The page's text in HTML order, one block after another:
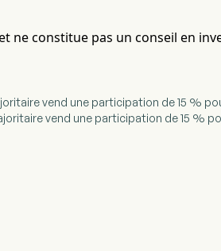
ne constitue pas un conseil en
vend une participation de 15 %
vend une participation de 15 %